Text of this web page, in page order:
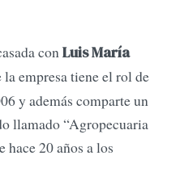
conLuis María
empre­sa tiene el rol de
y además comparte un
llamado “Agro­pecuaria
hace 20 años a los